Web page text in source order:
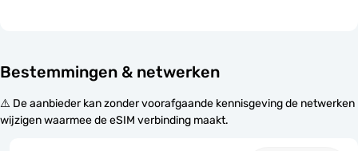
Bestemmingen & netwerken
⚠️ De aanbieder kan zonder voorafgaande kennisgeving de netwerken
wijzigen waarmee de eSIM verbinding maakt.